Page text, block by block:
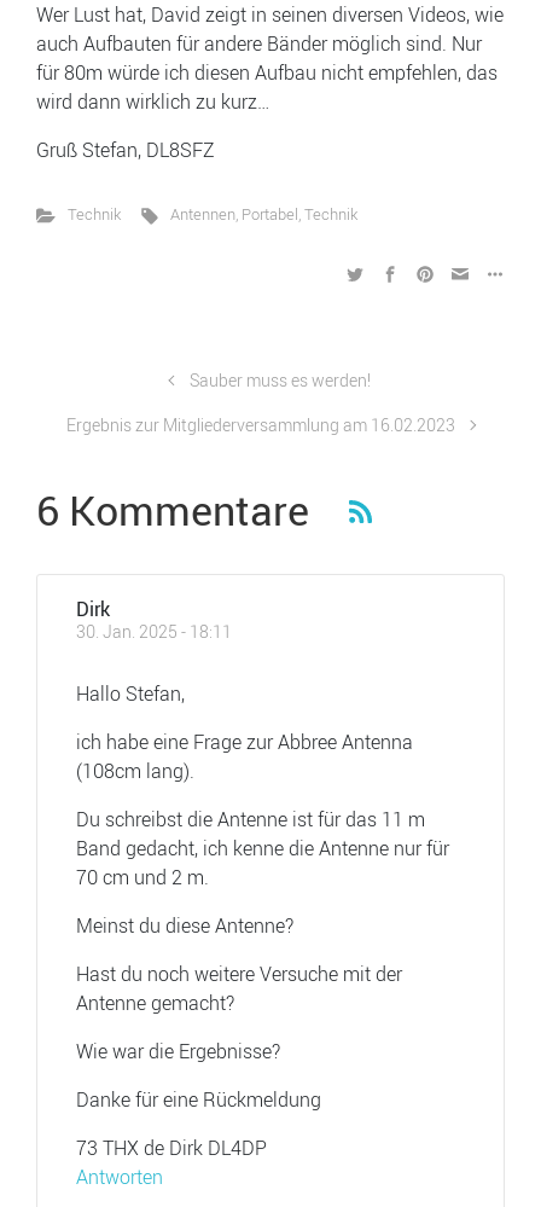
Wer Lust hat, David zeigt in seinen diversen Videos, wie
auch Aufbauten für andere Bänder möglich sind. Nur
für 80m würde ich diesen Aufbau nicht empfehlen, das
wird dann wirklich zu kurz…
Gruß Stefan, DL8SFZ
Technik Antennen, Portabel,Technik
Sauber muss es werden!
Ergebnis zur Mitgliederversammlung am 16.02.2023
6 Kommentare
Dirk
30. Jan. 2025 - 18:11
Hallo Stefan,
ich habe eine Frage zur Abbree Antenna
(108cm lang).
Du schreibst die Antenne ist für das 11 m
Band gedacht, ich kenne die Antenne nur für
70 cm und 2 m.
Meinst du diese Antenne?
Hast du noch weitere Versuche mit der
Antenne gemacht?
Wie war die Ergebnisse?
Danke für eine Rückmeldung
73 THX de Dirk DL4DP
Antworten